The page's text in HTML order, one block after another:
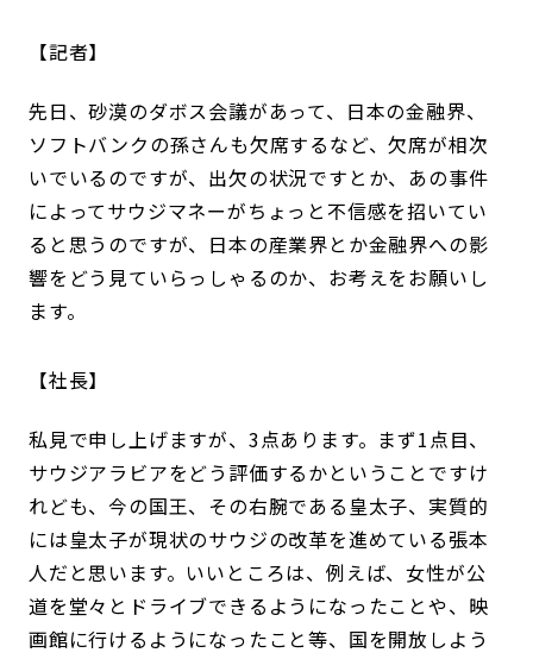
記者
先日、砂漠のダボス会議があって、日本の金融界、
ソフトバンクの孫さんも欠席するなど、欠席が相次
いでいるのですが、出欠の状況ですとか、あの事件
によってサウジマネーがちょっと不信感を招いてい
ると思うのですが、日本の産業界とか金融界への影
響をどう見ていらっしゃるのか、お考えをお願いし
ます。
社長
私見で申し上げますが、3点あります。まず1点目、
サウジアラビアをどう評価するかということですけ
れども、今の国王、その右腕である皇太子、実質的
には皇太子が現状のサウジの改革を進めている張本
人だと思います。いいところは、例えば、女性が公
道を堂々とドライブできるようになったことや、映
画館に行けるようになったこと等、国を開放しよう